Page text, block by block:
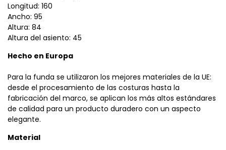
Longitud: 160
Ancho: 95
Altura: 84
Altura del asiento: 45
Hecho en Europa
Para la funda se utilizaron los mejores materiales de la UE:
desde el procesamiento de las costuras hasta la
fabricación del marco, se aplican los más altos estándares
de calidad para un producto duradero con un aspecto
elegante.
Material